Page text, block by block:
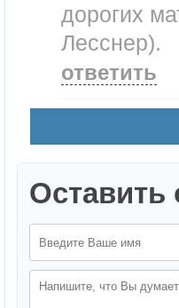
дорогих
Лесснер).
ответить
Оставить